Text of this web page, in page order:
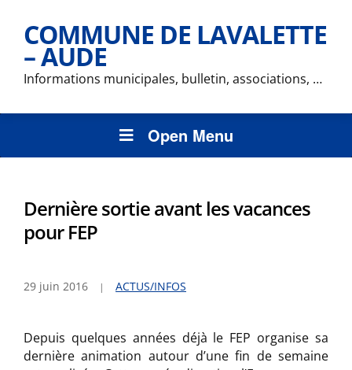
COMMUNE DE LAVALETTE
– AUDE
Informations municipales, bulletin, associations, …
Open Menu
Dernière sortie avant les vacances
pour FEP
29 juin 2016 ACTUS/INFOS
Depuis quelques années déjà le FEP organise sa
dernière animation autour d’une fin de semaine